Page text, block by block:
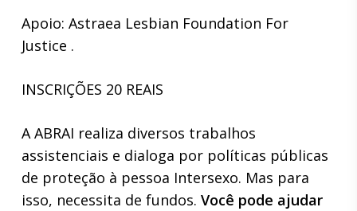
Apoio: Astraea Lesbian Foundation For
Justice .
INSCRIÇÕES 20 REAIS
A ABRAI realiza diversos trabalhos
assistenciais e dialoga por políticas públicas
de proteção à pessoa Intersexo. Mas para
isso, necessita de fundos. Você pode ajudar